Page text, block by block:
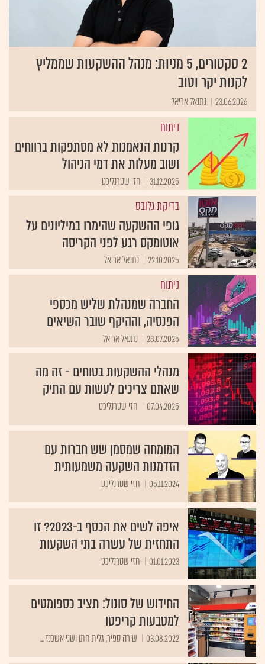
2 סקטורים, 5 מניות: מנהל ההשקעות שממליץ
לקנות יקר וטוב
23.06.2026 נתנאל אריאל
ניתוח
קרנות הנאמנות לא מסתפקות ברווחים
ושוב מעלות את דמי הניהול
31.12.2025 חזי שטרנליכט
בדיקת גלובס
גופי ההשקעה שהימרו במיליונים על
אוטומקס רגע לפני הקריסה
22.10.2025 נתנאל אריאל
ניתוח
החברה שמנהלת שליש מכספי
הפנסיה, וההיקף שובר השיאים
28.07.2025 נתנאל אריאל
מנהלי ההשקעות בטוחים - זה מה
שאתם צריכים לעשות עם התיק
07.04.2025 חזי שטרנליכט
המומחה שמסמן שש חברות עם
הזדמנות השקעה משמעותית
05.11.2024 חזי שטרנליכט
איפה לשים את הכסף ב-2023? זו
התחזית של עשרה בתי השקעות
01.01.2023 חזי שטרנליכט
החידוש של סונול: תציב כספומטים
למטבעות קריפטו
03.08.2022 שירה ספיר, גלית חתן ושני אשכנז ...